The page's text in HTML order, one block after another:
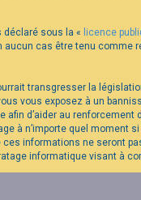
déclaré sous la « licence
cas être tenu comme
transgresser la
vous exposez à un
afin d’aider au
à n’importe quel
informations ne seront
informatique visant à